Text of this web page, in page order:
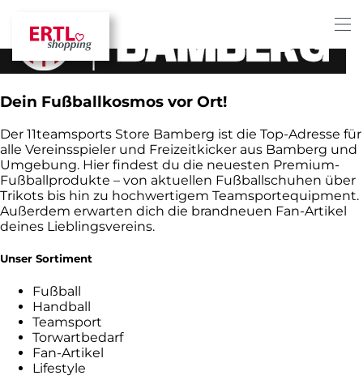
Dein Fußballkosmos vor Ort!
Der 11teamsports Store Bamberg ist die Top-Adresse für
alle Vereinsspieler und Freizeitkicker aus Bamberg und
Umgebung. Hier findest du die neuesten Premium-
Fußballprodukte – von aktuellen Fußballschuhen über
Trikots bis hin zu hochwertigem Teamsportequipment.
Außerdem erwarten dich die brandneuen Fan-Artikel
deines Lieblingsvereins.
Unser Sortiment
Fußball
Handball
Teamsport
Torwartbedarf
Fan-Artikel
Lifestyle